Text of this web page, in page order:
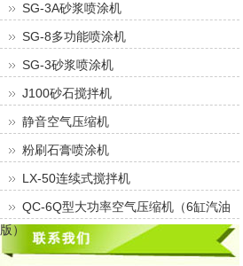
SG-3A砂浆喷涂机
SG-8多功能喷涂机
SG-3砂浆喷涂机
J100砂石搅拌机
静音空气压缩机
粉刷石膏喷涂机
LX-50连续式搅拌机
QC-6Q型大功率空气压缩机（6缸汽油
版）